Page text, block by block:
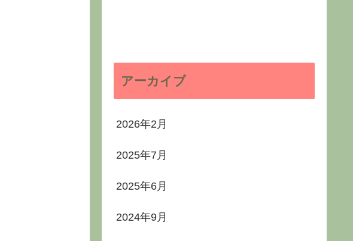
アーカイブ
2026年2月
2025年7月
2025年6月
2024年9月